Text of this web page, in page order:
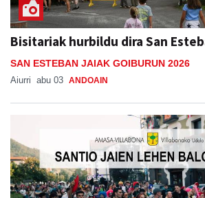
Bisitariak hurbildu dira San
SAN ESTEBAN JAIAK GOIBURUN 2026
Aiurri abu 03 ANDOAIN